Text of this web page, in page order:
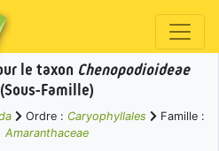
le taxon Chenopodioideae
(Sous-Famille)
Ordre : Caryophyllales
Famille :
Amaranthaceae